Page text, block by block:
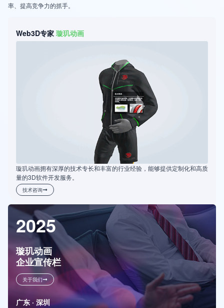
率、提高竞争力的抓手。
Web3D专家 璇玑动画
璇玑动画拥有深厚的技术专长和丰富的行业经验，能够提供定制化和高质
量的3D软件开发服务。
技术咨询
2025
璇玑动画
企业宣传栏
关于我们
广东 · 深圳